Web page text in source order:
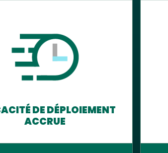
DE DÉPLOIEMENT
ACCRUE